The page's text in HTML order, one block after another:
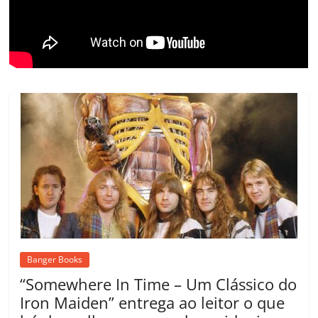
m
Banger Books
“Somewhere In Time – Um Clássico do
Iron Maiden” entrega ao leitor o que